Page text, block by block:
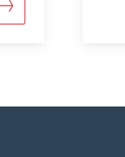
Mehr über